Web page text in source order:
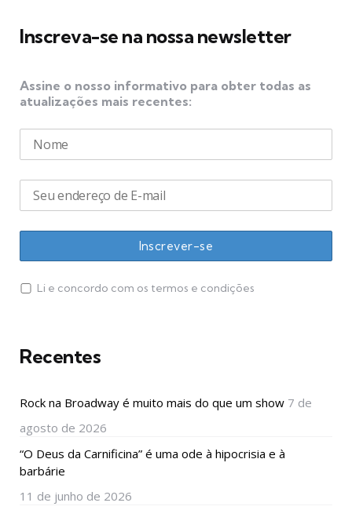
Inscreva-se na nossa newsletter
Assine o nosso informativo para obter todas as
atualizações mais recentes:
Li e concordo com os termos e condições
Recentes
Rock na Broadway é muito mais do que um show 7 de
agosto de 2026
“O Deus da Carnificina” é uma ode à hipocrisia e à
barbárie
11 de junho de 2026